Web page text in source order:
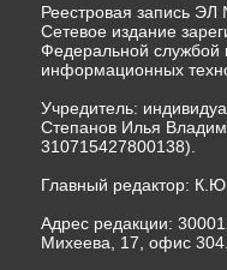
Реестровая запись
Сетевое издание
Федеральной службой
информационных
Учредитель:
Степанов Илья
310715427800138).
Главный редактор:
Адрес редакции:
Михеева, 17, офис 304.